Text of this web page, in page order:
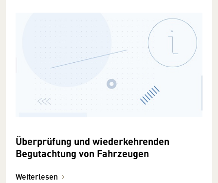
Überprüfung und wiederkehrenden
Begutachtung von Fahrzeugen
Weiterlesen